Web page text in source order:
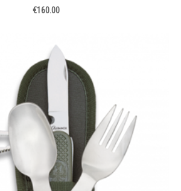
€160.00